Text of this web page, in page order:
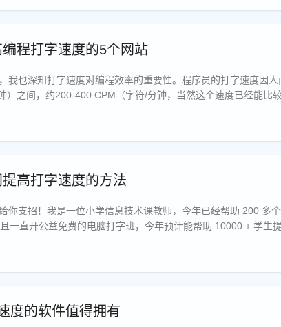
程打字速度的5个网站
我也深知打字速度对编程效率的重要性。程序员的打字速度因
之间，约200-400 CPM（字符/分钟，当然这个速度已经能比较
高打字速度的方法
你支招！我是一位小学信息技术课教师，今年已经帮助 200 多
一直开公益免费的电脑打字班，今年预计能帮助 10000 + 学生提
度的软件值得拥有